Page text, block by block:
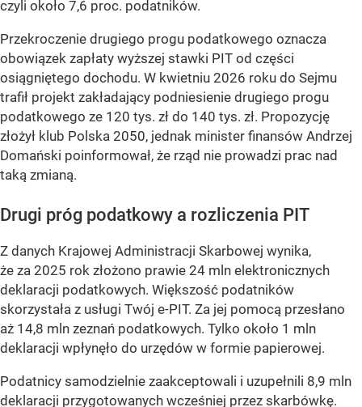
czyli około 7,6 proc. podatników.
Przekroczenie drugiego progu podatkowego oznacza
obowiązek zapłaty wyższej stawki PIT od części
osiągniętego dochodu. W kwietniu 2026 roku do Sejmu
trafił projekt zakładający podniesienie drugiego progu
podatkowego ze 120 tys. zł do 140 tys. zł. Propozycję
złożył klub Polska 2050, jednak minister finansów Andrzej
Domański poinformował, że rząd nie prowadzi prac nad
taką zmianą.
Drugi próg podatkowy a rozliczenia PIT
Z danych Krajowej Administracji Skarbowej wynika,
że za 2025 rok złożono prawie 24 mln elektronicznych
deklaracji podatkowych. Większość podatników
skorzystała z usługi Twój e-PIT. Za jej pomocą przesłano
aż 14,8 mln zeznań podatkowych. Tylko około 1 mln
deklaracji wpłynęło do urzędów w formie papierowej.
Podatnicy samodzielnie zaakceptowali i uzupełnili 8,9 mln
deklaracji przygotowanych wcześniej przez skarbówkę.